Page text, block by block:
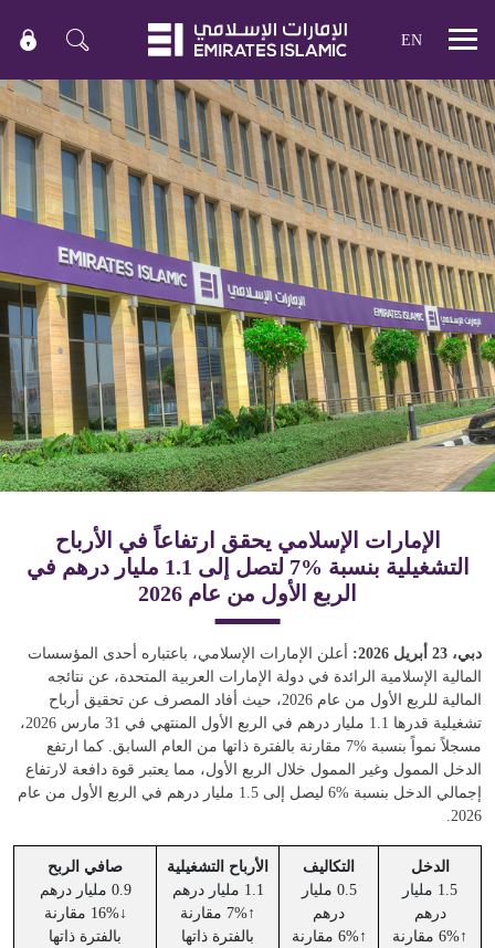
Mobile
EN
الإمارات الإسلامي يحقق ارتفاعاً في الأرباح
التشغيلية بنسبة %7 لتصل إلى 1.1 مليار درهم في
الربع الأول من عام 2026
دبي، 23 أبريل 2026:
أعلن الإمارات الإسلامي، باعتباره أحدى المؤسسات
المالية الإسلامية الرائدة في دولة الإمارات العربية المتحدة، عن نتائجه
المالية للربع الأول من عام 2026، حيث أفاد المصرف عن تحقيق أرباح
تشغيلية قدرها 1.1 مليار درهم في الربع الأول المنتهي في 31 مارس 2026،
مسجلاً نمواً بنسبة %7 مقارنة بالفترة ذاتها من العام السابق. كما ارتفع
الدخل الممول وغير الممول خلال الربع الأول، مما يعتبر قوة دافعة لارتفاع
إجمالي الدخل بنسبة %6 ليصل إلى 1.5 مليار درهم في الربع الأول من عام
2026.
الدخل
1.5 مليار
درهم
↑
6% مقارنة
التكاليف
0.5 مليار
درهم
↑6% مقارنة
الأرباح التشغيلية
1.1 مليار درهم
↑7% مقارنة
بالفترة ذاتها
صافي الربح
0.9 مليار درهم
↓16% مقارنة
بالفترة ذاتها